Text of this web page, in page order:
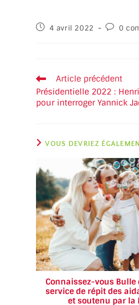
4 avril 2022 0
Article précédent
Présidentielle 2022 :
pour interroger Yannick
VOUS DEVRIEZ
Connaissez-vous Bulle
service de répit des
et soutenu par la